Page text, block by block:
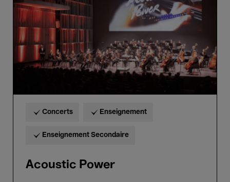
Concerts Enseignement
Enseignement Secondaire
Acoustic Power